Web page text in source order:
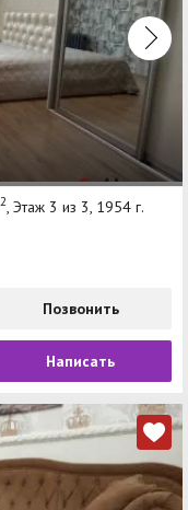
2, Этаж 3 из 3, 1954 г.
Позвонить
Написать